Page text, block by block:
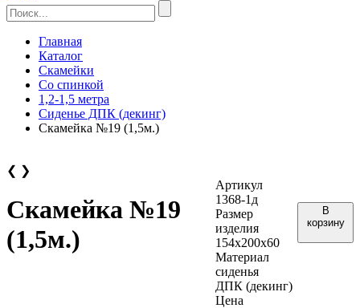
Главная
Каталог
Скамейки
Со спинкой
1,2-1,5 метра
Сиденье ДПК (декинг)
Скамейка №19 (1,5м.)
❮ ❯
Скамейка №19
(1,5м.)
Артикул
1368-1д
Размер
изделия
154х200х60
Материал
сиденья
ДПК (декинг)
Цена
В
корзину